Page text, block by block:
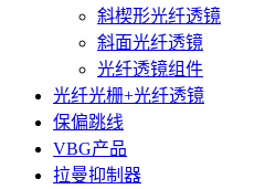
斜楔形光纤透镜
斜面光纤透镜
光纤透镜组件
光纤光栅+光纤透镜
保偏跳线
VBG产品
拉曼抑制器